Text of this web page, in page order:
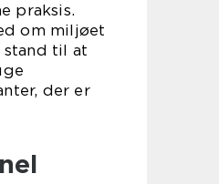
praksis.
om miljøet
til at
der er